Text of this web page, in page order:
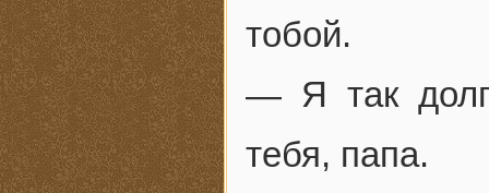
тобой.
— Я так
тебя, папа.